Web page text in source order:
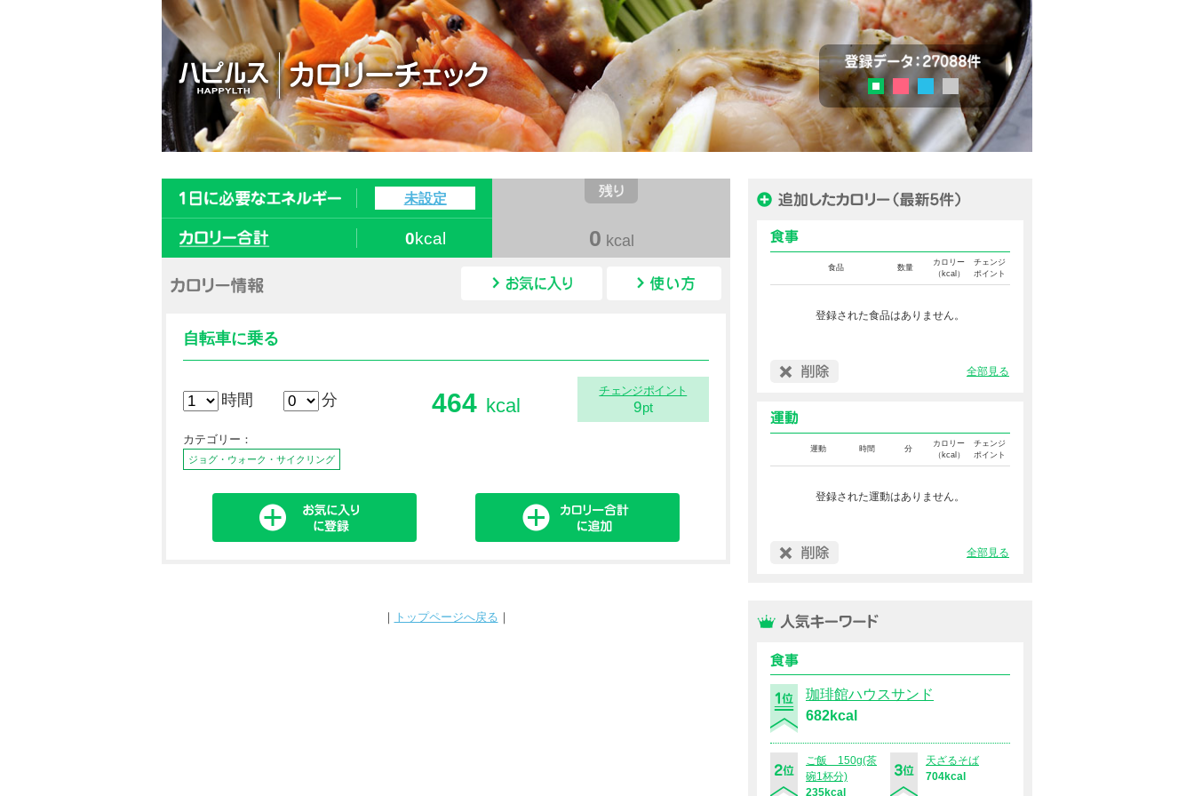
ハピルス カロリーチェック 登録データ：27036品目
ピンク ブルーグレー
食品 数量
カロリー
（kcal）
チェンジ
ポイント
登録された食品はありません。
全部見る
運動 時間 分
カロリー
（kcal）
チェンジ
ポイント
登録された運動はありません。
全部見る
珈琲館ハウスサンド
682kcal
ご飯 150g(茶
碗1杯分)
235kcal
天ざるそば
704kcal
未設定
0kcal 0 kcal
カロリー情報
自転車に乗る
時間 分 464 kcal
チェンジポイント
9pt
カテゴリー：
ジョグ・ウォーク・サイクリング
｜ トップページへ戻る ｜